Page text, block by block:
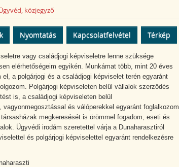
közjegyző
Nyomtatás Kapcsolatfelvétel Térkép
vagy családjogi képviseletre lenne szüksége
elérhetőségeim egyikén. Munkámat több, mint 20 éves
a polgárjogi és a családjogi képviselet terén egyaránt
Polgárjogi képviseleten belül vállalok szerződés
is, a családjogi képviseleten belül
és válóperekkel egyaránt foglalkozom.
megkeresését is örömmel fogadom, eseti és
Ügyvédi irodám szeretettel várja a Dunaharasztiról
és polgárjogi képviselettel egyaránt rendelkezésre